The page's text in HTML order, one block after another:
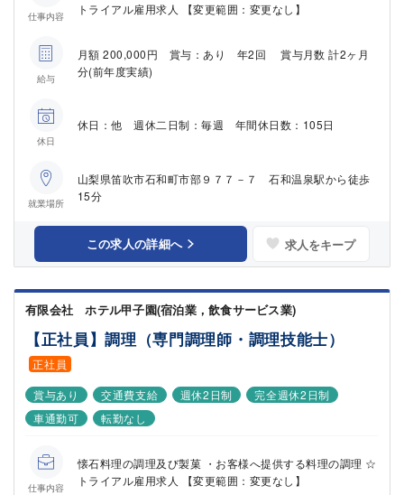
仕事内容
トライアル雇用求人 【変更範囲：変更なし】
給与
月額 200,000円 賞与：あり 年2回 賞与月数 計2ヶ月
分(前年度実績)
休日
休日：他 週休二日制：毎週 年間休日数：105日
就業場所
山梨県笛吹市石和町市部９７７－７ 石和温泉駅から徒歩
15分
この求人の詳細へ 求人をキープ
有限会社 ホテル甲子園(宿泊業，飲食サービス業)
【正社員】調理（専門調理師・調理技能士）
正社員
賞与あり
交通費支給 週休2日制
完全週休2日制
車通勤可
転勤なし
仕事内容
懐石料理の調理及び製菓 ・お客様へ提供する料理の調理 ☆
トライアル雇用求人 【変更範囲：変更なし】